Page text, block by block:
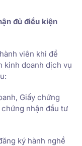
đủ điều kiện
viên khi đề
kinh doanh dịch vụ
Giấy chứng
nhận đầu tư
ký hành nghề